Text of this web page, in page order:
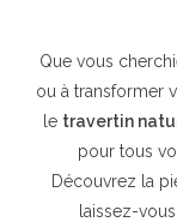
Que vous
ou à transformer
le travertin
pour tous
Découvrez la
laissez-